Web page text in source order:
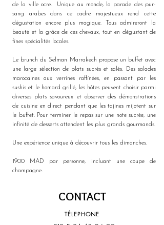
de la ville ocre.  Unique au monde, la parade des pur-
sang arabes dans ce cadre majestueux rend cette
dégustation encore plus magique. Tous admireront la
beauté et la grâce de ces chevaux, tout en dégustant de
fines spécialités locales.
Le brunch du Selman Marrakech propose un buffet avec
une large sélection de plats sucrés et salés. Des salades
marocaines aux verrines raffinées, en passant par les
sushis et le homard grillé, les hôtes peuvent choisir parmi
diverses plats savoureux et observer des démonstrations
de cuisine en direct pendant que les tajines mijotent sur
le buffet. Pour terminer le repas sur une note sucrée, une
Une expérience unique à découvrir tous les dimanches.
1900 MAD par personne, incluant une coupe de
champagne.
TÉLEPHONE
CONTACT